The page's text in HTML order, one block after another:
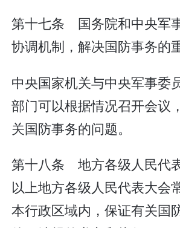
第十七条 国务院和中央军
协调机制，解决国防事务的
中央国家机关与中央军事委
部门可以根据情况召开会议
关国防事务的问题。
第十八条 地方各级人民代
以上地方各级人民代表大会
本行政区域内，保证有关国